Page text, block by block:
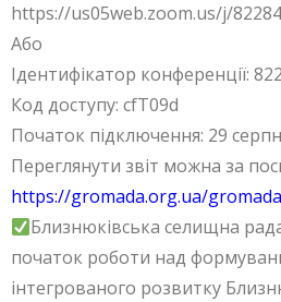
https://us05web.zoom.us/j/
Або
Ідентифікатор конференції:
Код доступу: cfT09d
Початок підключення: 29
Переглянути звіт можна за
https://gromada.org.ua/
Близнюківська селищна
початок роботи над
інтегрованого розвитку